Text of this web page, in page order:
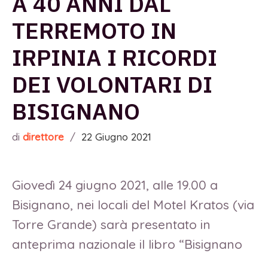
TERREMOTO IN
IRPINIA I RICORDI
DEI VOLONTARI DI
BISIGNANO
di direttore / 22 Giugno 2021
Giovedì 24 giugno 2021, alle 19.00 a
Bisignano, nei locali del Motel Kratos (via
Torre Grande) sarà presentato in
anteprima nazionale il libro “Bisignano